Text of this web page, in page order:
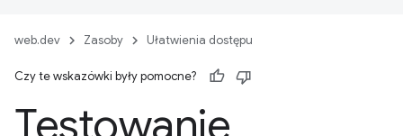
web.dev Zasoby Ułatwienia dostępu
Czy te wskazówki były pomocne?
Testowanie